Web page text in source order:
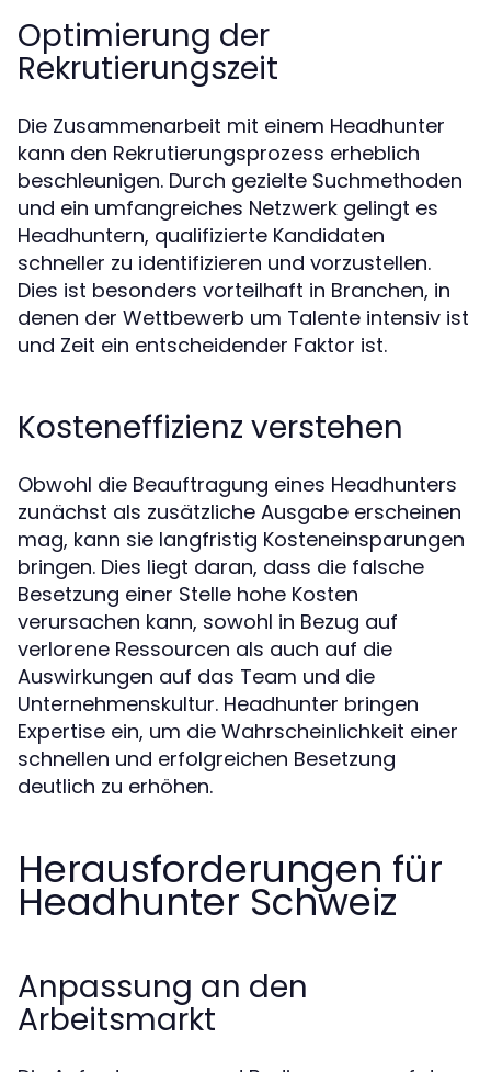
Optimierung der
Rekrutierungszeit
Die Zusammenarbeit mit einem Headhunter
kann den Rekrutierungsprozess erheblich
beschleunigen. Durch gezielte Suchmethoden
und ein umfangreiches Netzwerk gelingt es
Headhuntern, qualifizierte Kandidaten
schneller zu identifizieren und vorzustellen.
Dies ist besonders vorteilhaft in Branchen, in
denen der Wettbewerb um Talente intensiv ist
und Zeit ein entscheidender Faktor ist.
Kosteneffizienz verstehen
Obwohl die Beauftragung eines Headhunters
zunächst als zusätzliche Ausgabe erscheinen
mag, kann sie langfristig Kosteneinsparungen
bringen. Dies liegt daran, dass die falsche
Besetzung einer Stelle hohe Kosten
verursachen kann, sowohl in Bezug auf
verlorene Ressourcen als auch auf die
Auswirkungen auf das Team und die
Unternehmenskultur. Headhunter bringen
Expertise ein, um die Wahrscheinlichkeit einer
schnellen und erfolgreichen Besetzung
deutlich zu erhöhen.
Herausforderungen für
Headhunter Schweiz
Anpassung an den
Arbeitsmarkt